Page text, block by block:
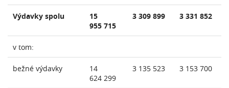
Výdavky spolu
15
955 715
3 309 899 3 331 852
v tom:
bežné výdavky
14
624 299
3 135 523 3 153 700